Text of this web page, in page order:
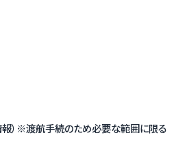
報）※渡航手続のため必要な範囲に限る